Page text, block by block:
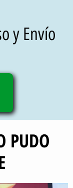
y Envío
PUDO